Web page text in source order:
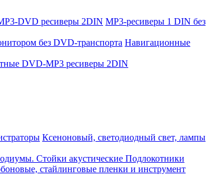
DVD ресиверы 2DIN MP3-ресиверы 1 DIN без
без DVD-транспорта Навигационные
DVD-MP3 ресиверы 2DIN
Ксеноновый, светодиодный свет, лампы
Стойки акустические Подлокотники
стайлинговые пленки и инструмент